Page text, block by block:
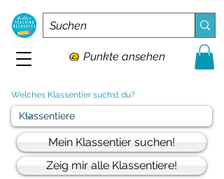
Punkte ansehen
Welches Klassentier suchst du?
Mein Klassentier suchen!
Zeig mir alle Klassentiere!